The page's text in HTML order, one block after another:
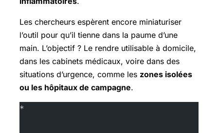
Les chercheurs espèrent encore miniaturiser
l’outil pour qu’il tienne dans la paume d’une
main. L’objectif ? Le rendre utilisable à domicile,
dans les cabinets médicaux, voire dans des
situations d’urgence, comme les zones isolées
ou les hôpitaux de campagne.
*